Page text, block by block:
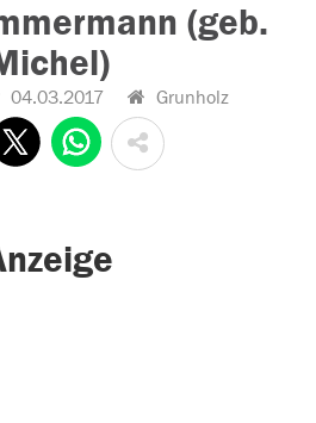
(geb.
04.03.2017 Grunholz